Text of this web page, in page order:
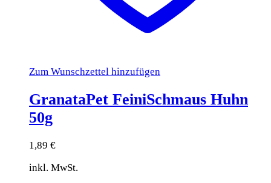
Zum Wunschzettel hinzufügen
GranataPet FeiniSchmaus Huhn
50g
1,89 €
inkl. MwSt.